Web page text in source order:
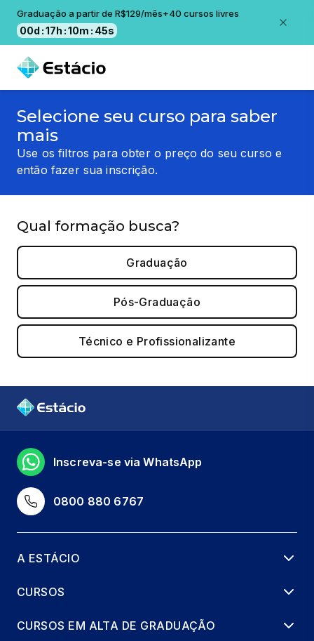
Graduação a partir de R$129/mês+40 cursos livres
00d :17h :10m : 44s
Selecione seu curso para saber
mais
Use os filtros para obter o preço do seu curso e
então fazer sua inscrição.
Qual formação busca?
Graduação
Pós-Graduação
Técnico e Profissionalizante
0800 880 6767
Inscreva-se via WhatsApp
A ESTÁCIO
CURSOS
CURSOS EM ALTA DE GRADUAÇÃO